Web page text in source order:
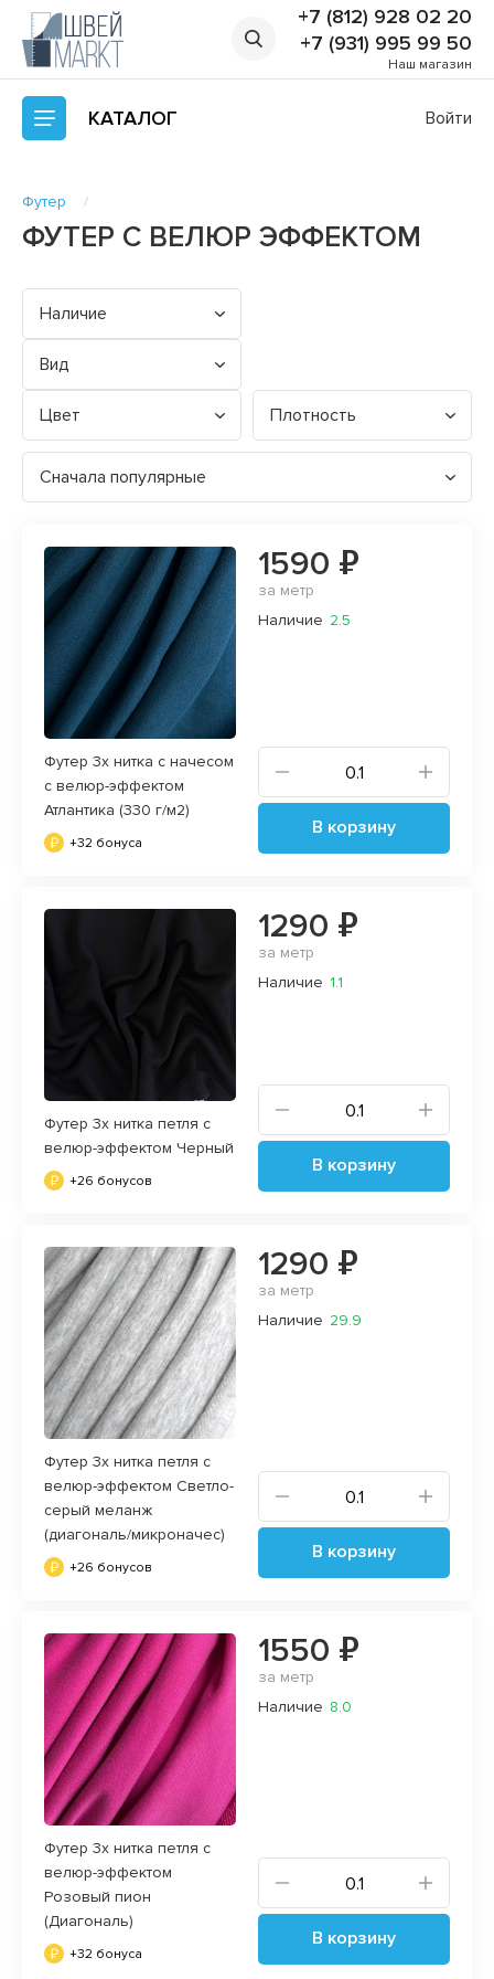
+7 (812) 928 02 20
+7 (931) 995 99 50
Наш магазин
КАТАЛОГ Войти
Футер
ФУТЕР С ВЕЛЮР ЭФФЕКТОМ
Наличие
Вид
Цвет Плотность
Сначала популярные
Футер 3х нитка с начесом
с велюр-эффектом
Атлантика (330 г/м2)
+32 бонуса
1590 ₽
за метр
Наличие 2.5
В корзину
Футер 3х нитка петля с
велюр-эффектом Черный
+26 бонусов
1290 ₽
за метр
Наличие 1.1
В корзину
Футер 3х нитка петля с
велюр-эффектом Светло-
серый меланж
(диагональ/микроначес)
+26 бонусов
1290 ₽
за метр
Наличие 29.9
В корзину
Футер 3х нитка петля с
велюр-эффектом
Розовый пион
(Диагональ)
+32 бонуса
1550 ₽
за метр
Наличие 8.0
В корзину